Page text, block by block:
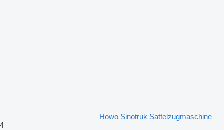
Howo Sinotruk Sattelzugmaschine
4